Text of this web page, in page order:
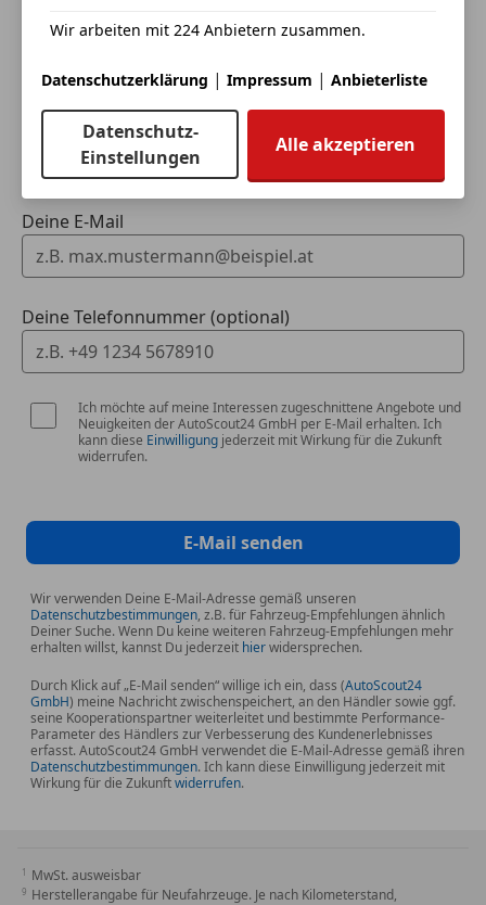
Dein Name
Deine E-Mail
Deine Telefonnummer (optional)
Ich möchte auf meine Interessen zugeschnittene Angebote und
Neuigkeiten der AutoScout24 GmbH per E-Mail erhalten. Ich
kann diese Einwilligung jederzeit mit Wirkung für die Zukunft
widerrufen.
E-Mail senden
Wir verwenden Deine E-Mail-Adresse gemäß unseren
Datenschutzbestimmungen, z.B. für Fahrzeug-Empfehlungen ähnlich
Deiner Suche. Wenn Du keine weiteren Fahrzeug-Empfehlungen mehr
erhalten willst, kannst Du jederzeit hierwidersprechen.
Durch Klick auf „E-Mail senden“ willige ich ein, dass (AutoScout24
GmbH) meine Nachricht zwischenspeichert, an den Händler sowie ggf.
seine Kooperationspartner weiterleitet und bestimmte Performance-
Parameter des Händlers zur Verbesserung des Kundenerlebnisses
erfasst. AutoScout24 GmbH verwendet die E-Mail-Adresse gemäß ihren
Datenschutzbestimmungen. Ich kann diese Einwilligung jederzeit mit
Wirkung für die Zukunftwiderrufen.
MwSt. ausweisbar
Herstellerangabe für Neufahrzeuge. Je nach Kilometerstand,
Wir arbeiten mit 224 Anbietern zusammen.
Datenschutzerklärung | Impressum | Anbieterliste
Datenschutz-
Einstellungen
Alle akzeptieren